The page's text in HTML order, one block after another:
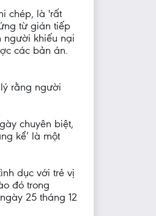
chép, là 'rất
từ gián tiếp
người khiếu nại
các bản án.
rằng người
chuyên biệt,
kể’ là một
dục với trẻ vị
đó trong
25 tháng 12